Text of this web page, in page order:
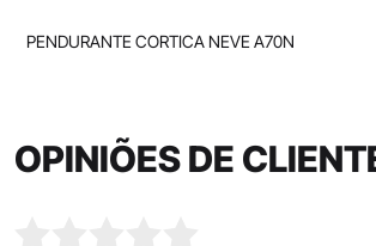
PENDURANTE CORTICA NEVE A70N
OPINIÕES DE